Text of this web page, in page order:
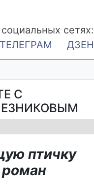
сетях:
ТЕЛЕГРАМ ДЗЕН
С
птичку